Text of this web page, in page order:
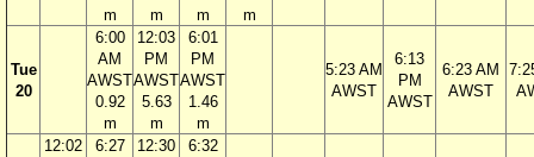
m
m
m
m
Tue
20
6:00
AM
AWST
0.92
m
12:03
PM
AWST
5.63
m
6:01
PM
AWST
1.46
m
5:23 AM
AWST
6:13
PM
AWST
6:23 AM
AWST
12:02
6:27
12:30
6:32